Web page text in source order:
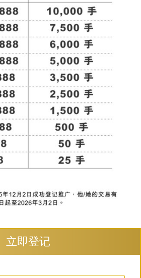
立即登记